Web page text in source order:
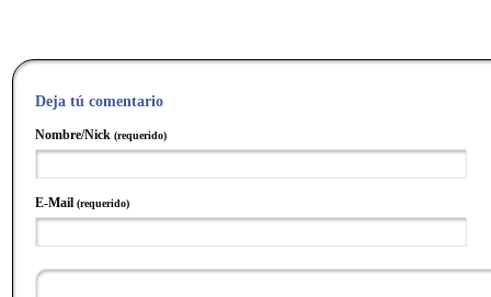
Deja tú comentario
Nombre/Nick (requerido)
E-Mail (requerido)